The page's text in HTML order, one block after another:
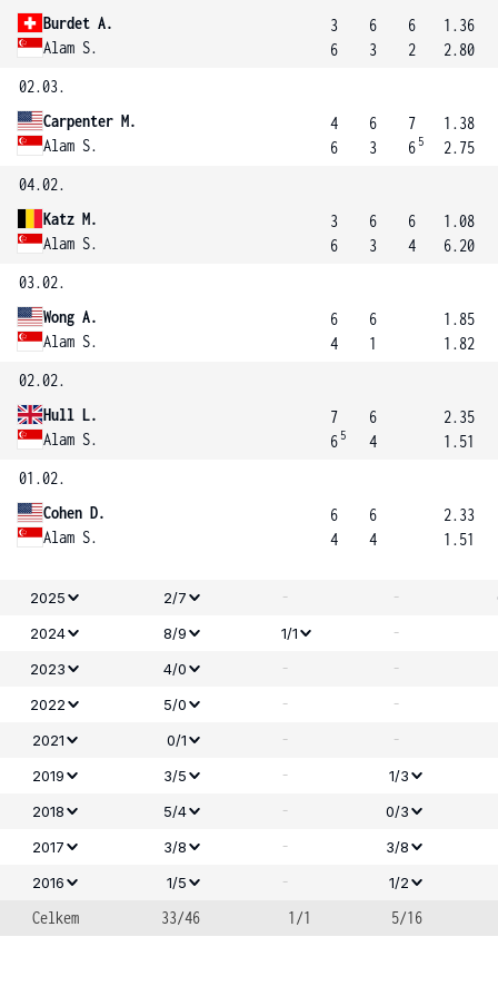
Burdet A.
Alam S.
3
6
6
3
6
2
1.36
2.80
02.03.
Carpenter M.
Alam S.
4
6
6
3
7
6 5
1.38
2.75
04.02.
Katz M.
Alam S.
3
6
6
3
6
4
1.08
6.20
03.02.
Wong A.
Alam S.
6
4
6
1
1.85
1.82
02.02.
Hull L.
Alam S.
7
6 5
6
4
2.35
1.51
01.02.
Cohen D.
Alam S.
6
4
6
4
2.33
1.51
2025 2/7 - -
2024
8/9 1/1 -
2023 4/0 - -
2022 5/0 - -
2021 0/1 - -
2019 3/5 -
1/3
2018
5/4 -
0/3
2017
3/8 -
3/8
2016
1/5 - 1/2
Celkem 33/46 1/1 5/16